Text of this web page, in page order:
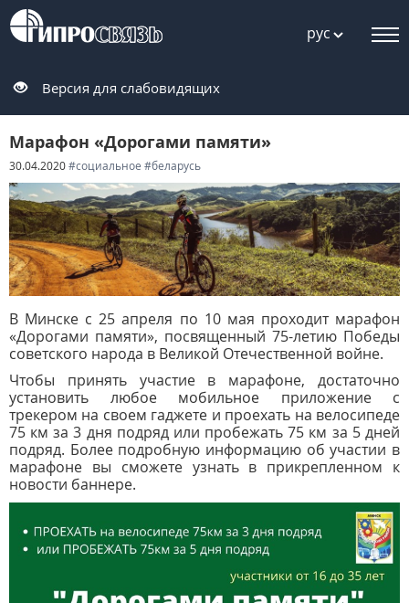
рус
Версия для слабовидящих
Марафон «Дорогами памяти»
30.04.2020#социальное #беларусь
В Минске с 25 апреля по 10 мая проходит марафон
«Дорогами памяти», посвященный 75-летию Победы
советского народа в Великой Отечественной войне.
Чтобы принять участие в марафоне, достаточно
установить любое мобильное приложение с
трекером на своем гаджете и проехать на велосипеде
75 км за 3 дня подряд или пробежать 75 км за 5 дней
подряд. Более подробную информацию об участии в
марафоне вы сможете узнать в прикрепленном к
новости баннере.